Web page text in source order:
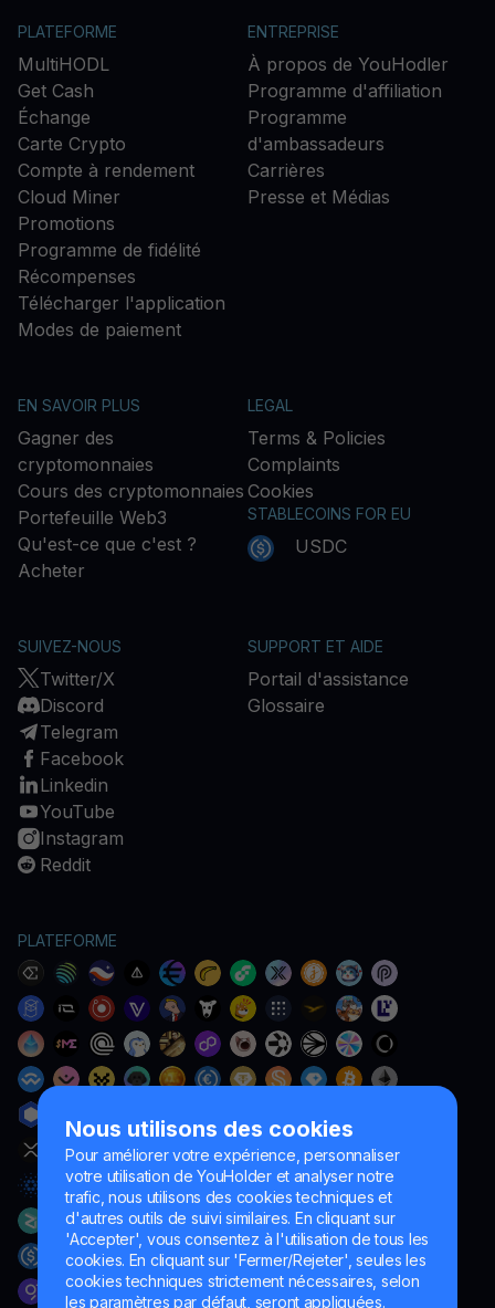
Nous utilisons des cookies
Pour améliorer votre expérience, personnaliser
votre utilisation de YouHolder et analyser notre
trafic, nous utilisons des cookies techniques et
d'autres outils de suivi similaires. En cliquant sur
'Accepter', vous consentez à l'utilisation de tous les
cookies. En cliquant sur 'Fermer/Rejeter', seules les
cookies techniques strictement nécessaires, selon
les paramètres par défaut, seront appliquées.
PLATEFORME
MultiHODL
Get Cash
Échange
Carte Crypto
Compte à rendement
Cloud Miner
Promotions
Programme de fidélité
Récompenses
Télécharger l'application
Modes de paiement
ENTREPRISE
À propos de YouHodler
Programme d'affiliation
Programme
d'ambassadeurs
Carrières
Presse et Médias
EN SAVOIR PLUS
Gagner des
cryptomonnaies
Cours des cryptomonnaies
Portefeuille Web3
Qu'est-ce que c'est ?
Acheter
LEGAL
Terms & Policies
Complaints
Cookies
STABLECOINS FOR EU
USDC
SUIVEZ-NOUS
Twitter/X
Discord
Telegram
Facebook
Linkedin
YouTube
Instagram
Reddit
SUPPORT ET AIDE
Portail d'assistance
Glossaire
PLATEFORME